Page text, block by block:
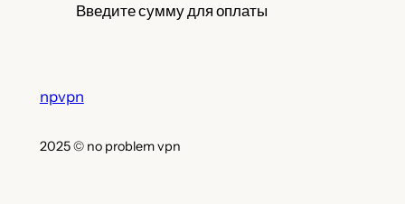
Введите сумму для оплаты
npvpn
2025 © no problem vpn